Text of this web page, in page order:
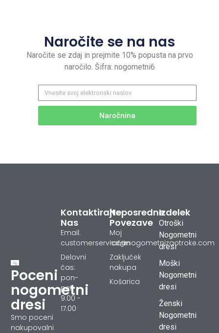
Naročite se na nas
Naročite se zdaj in prejmite 10% popusta na prvo
naročilo. Šifra: nogometni6
Naročnina
Poceni
nogometni
dresi
Smo poceni
nakupovalni
Izdelek
Otroški
Nogometni
dresi
Moški
Nogometni
dresi
Ženski
Nogometni
dresi
Neposredne
Povezave
Moj
račun
Zaključek
nakupa
Košarica
Kontaktirajte
Nas
Email:
customerservice@nogometnizaotroke.com
Delovni
čas:
pon-
pet
9.00 -
17.00